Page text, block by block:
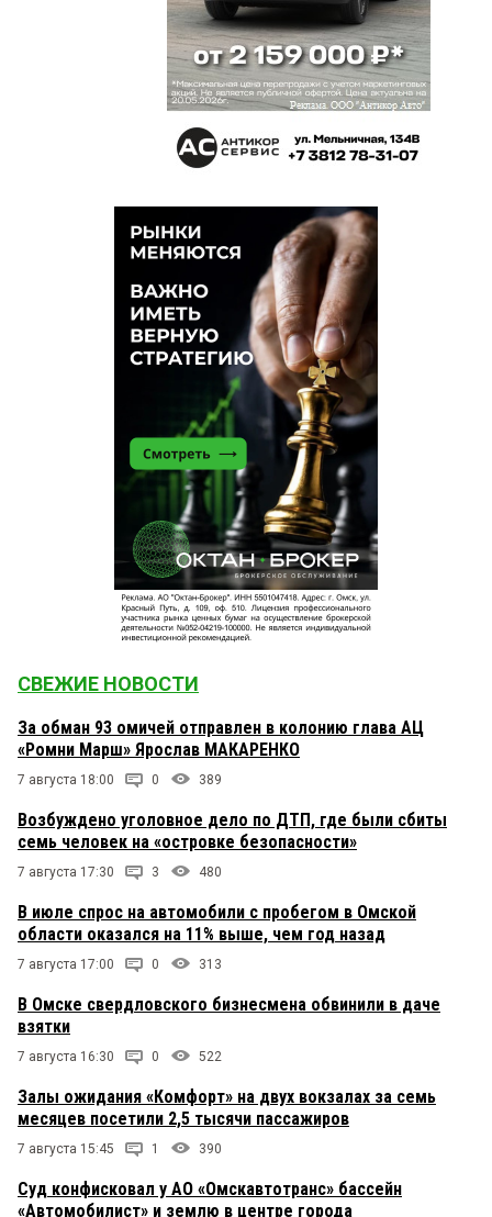
СВЕЖИЕ НОВОСТИ
За обман 93 омичей отправлен в колонию глава АЦ
«Ромни Марш» Ярослав МАКАРЕНКО
7 августа 18:00 0 389
Возбуждено уголовное дело по ДТП, где были сбиты
семь человек на «островке безопасности»
7 августа 17:30 3 480
В июле спрос на автомобили с пробегом в Омской
области оказался на 11% выше, чем год назад
7 августа 17:00 0 313
В Омске свердловского бизнесмена обвинили в даче
взятки
7 августа 16:30 0 522
Залы ожидания «Комфорт» на двух вокзалах за семь
месяцев посетили 2,5 тысячи пассажиров
7 августа 15:45 1 390
Суд конфисковал у АО «Омскавтотранс» бассейн
«Автомобилист» и землю в центре города